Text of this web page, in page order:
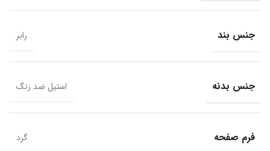
جنس بند رابر
جنس بدنه استیل ضد زنگ
فرم صفحه گرد